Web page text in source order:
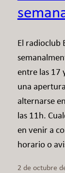
El radioclub
entre las 17
una
alternarse
las 11h.
en venir a
horario o
2 de octubre